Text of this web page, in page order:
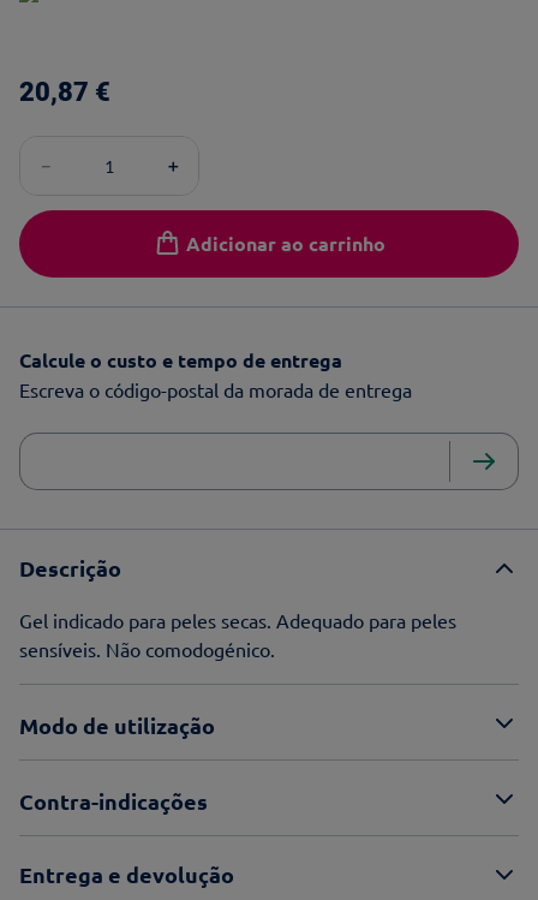
20,87 €
＋
－
Adicionar ao carrinho
Calcule o custo e tempo de entrega
Escreva o código-postal da morada de entrega
Descrição
Gel indicado para peles secas. Adequado para peles
sensíveis. Não comodogénico.
Modo de utilização
Contra-indicações
Entrega e devolução